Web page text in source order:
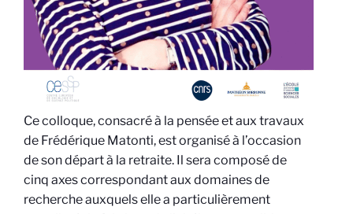
Ce colloque, consacré à la pensée et aux travaux
de Frédérique Matonti, est organisé à l’occasion
de son départ à la retraite. Il sera composé de
cinq axes correspondant aux domaines de
recherche auxquels elle a particulièrement